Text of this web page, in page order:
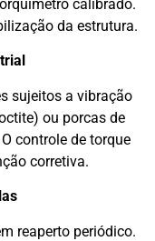
calibrado.
da estrutura.
sujeitos a vibração
ou porcas de
controle de torque
corretiva.
reaperto periódico.